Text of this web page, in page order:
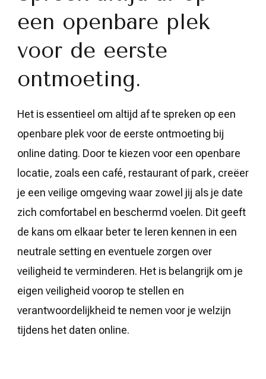
een openbare plek
voor de eerste
ontmoeting.
Het is essentieel om altijd af te spreken op een
openbare plek voor de eerste ontmoeting bij
online dating. Door te kiezen voor een openbare
locatie, zoals een café, restaurant of park, creëer
je een veilige omgeving waar zowel jij als je date
zich comfortabel en beschermd voelen. Dit geeft
de kans om elkaar beter te leren kennen in een
neutrale setting en eventuele zorgen over
veiligheid te verminderen. Het is belangrijk om je
eigen veiligheid voorop te stellen en
verantwoordelijkheid te nemen voor je welzijn
tijdens het daten online.